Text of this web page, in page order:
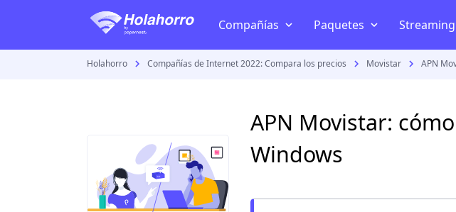
Compañías
Megacable
Totalplay
Dish
Paquetes
Internet inalámbrico
Streaming
HBO
Holahorro Compañías de Internet 2022: Compara los precios Movistar APN
APN Movistar:
Windows